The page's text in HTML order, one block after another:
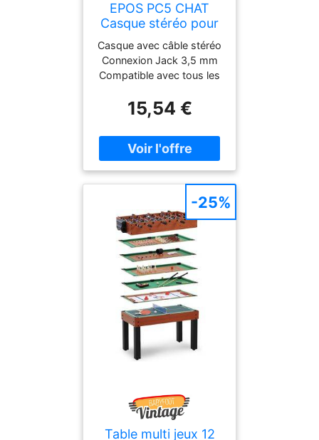
EPOS PC5 CHAT
Casque stéréo pour
PC, musique, jeux ou
softcalling avec
connexion jack 3,5
mm.
Casque avec câble stéréo
Connexion Jack 3,5 mm
Compatible avec tous les
connexion Idéal pour les
appels téléphoniques e-
learning et la musique
Microphone avec
Léger et confortable pour
toute la journée
15,54 €
Table multi jeux 12
-25%